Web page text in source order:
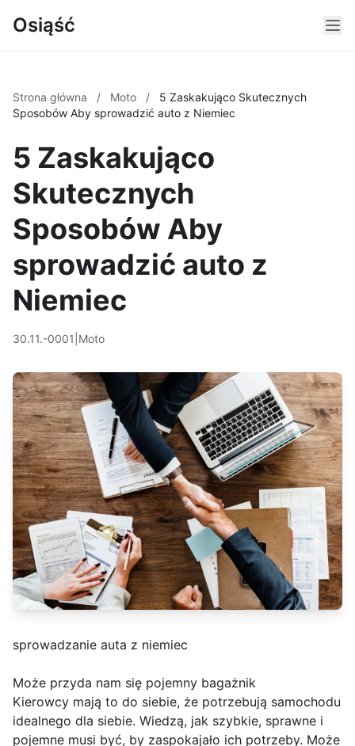
Osiąść
Strona główna / Moto /
5 Zaskakująco Skutecznych
Sposobów Aby sprowadzić auto z Niemiec
5 Zaskakująco
Skutecznych
Sposobów Aby
sprowadzić auto z
Niemiec
30.11.-0001 Moto
sprowadzanie auta z niemiec
Może przyda nam się pojemny bagażnik
Kierowcy mają to do siebie, że potrzebują samochodu
idealnego dla siebie. Wiedzą, jak szybkie, sprawne i
pojemne musi być, by zaspokajało ich potrzeby. Może